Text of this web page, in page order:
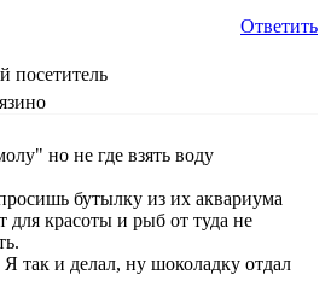
Ответить
посетитель
но не где взять воду
бутылку из их аквариума
для красоты и рыб от туда не
так и делал, ну шоколадку отдал